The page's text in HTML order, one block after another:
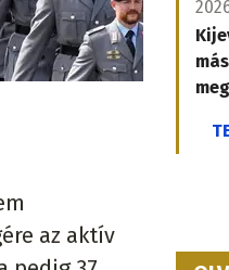
az aktív